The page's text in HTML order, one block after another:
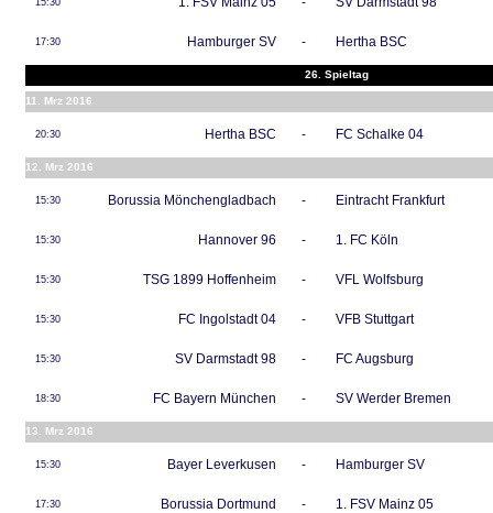
15:30
17:30 Hamburger SV - Hertha BSC
26. Spieltag
11. Mrz 2016
20:30 Hertha BSC - FC Schalke 04
12. Mrz 2016
15:30 Borussia Mönchengladbach - Eintracht Frankfurt
15:30 Hannover 96 - 1. FC Köln
15:30 TSG 1899 Hoffenheim - VFL Wolfsburg
15:30 FC Ingolstadt 04 - VFB Stuttgart
15:30 SV Darmstadt 98 - FC Augsburg
18:30 FC Bayern München - SV Werder Bremen
13. Mrz 2016
15:30 Bayer Leverkusen - Hamburger SV
17:30 Borussia Dortmund - 1. FSV Mainz 05